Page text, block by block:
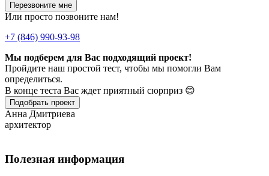
Перезвоните мне
Или просто позвоните нам!
+7 (846) 990-93-98
Мы подберем для Вас подходящий проект!
Пройдите наш простой тест, чтобы мы помогли Вам
определиться.
В конце теста Вас ждет приятный сюрприз 😊
Подобрать проект
Анна Дмитриева
архитектор
Полезная информация